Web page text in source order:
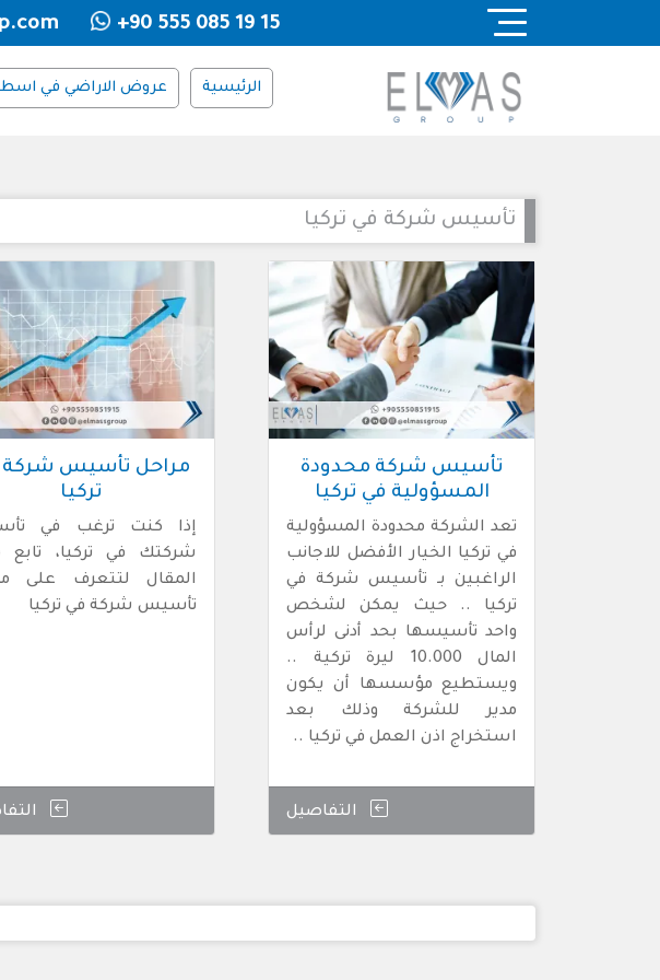
+90 555 085 19 15
الرئيسية عروض الاراضي في
تأسيس شركة في تركيا
تأسيس شركة محدودة
المسؤولية في تركيا
تعد الشركة محدودة المسؤولية
في تركيا الخيار الأفضل للاجانب
الراغبين بـ تأسيس شركة في
تركيا .. حيث يمكن لشخص
واحد تأسيسها بحد أدنى لرأس
المال 10.000 ليرة تركية ..
ويستطيع مؤسسها أن يكون
مدير للشركة وذلك بعد
استخراج اذن العمل في تركيا ..
التفاصيل
مراحل تأسيس شركة
تركيا
إذا كنت ترغب في
شركتك في تركيا، تابع
المقال لتتعرف على
تأسيس شركة في تركيا